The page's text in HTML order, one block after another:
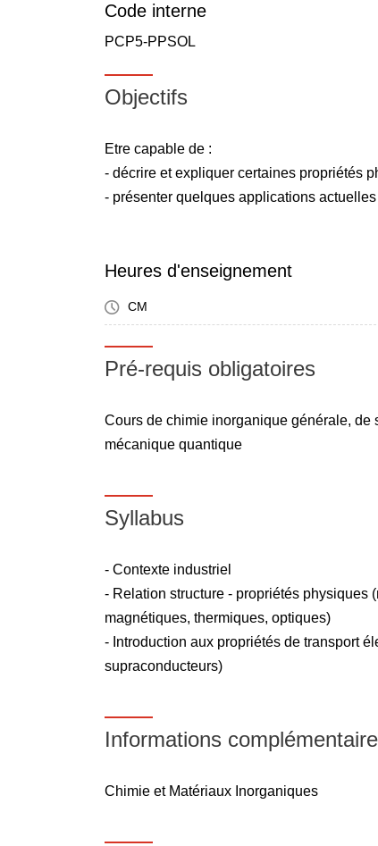
Code interne
PCP5-PPSOL
Objectifs
Etre capable de :
- décrire et expliquer certaines propriétés
- présenter quelques applications
Heures d'enseignement
CM
Pré-requis obligatoires
Cours de chimie inorganique générale, de
mécanique quantique
Syllabus
- Contexte industriel
- Relation structure - propriétés physiques
magnétiques, thermiques, optiques)
- Introduction aux propriétés de transport
supraconducteurs)
Informations
Chimie et Matériaux Inorganiques